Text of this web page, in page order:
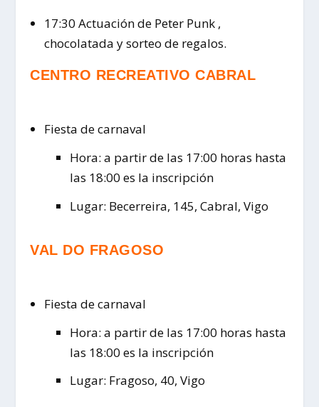
17:30 Actuación de Peter Punk ,
chocolatada y sorteo de regalos.
CENTRO RECREATIVO CABRAL
Fiesta de carnaval
Hora: a partir de las 17:00 horas hasta
las 18:00 es la inscripción
Lugar: Becerreira, 145, Cabral, Vigo
VAL DO FRAGOSO
Fiesta de carnaval
Hora: a partir de las 17:00 horas hasta
las 18:00 es la inscripción
Lugar: Fragoso, 40, Vigo